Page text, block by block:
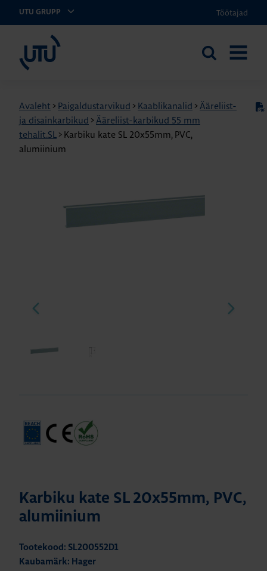
UTU GRUPP Töötajad
Otsi
Avaleht > Paigaldustarvikud > Kaablikanalid >Ääreliist-
ja disainkarbikud >Ääreliist-karbikud 55 mm
tehalit.SL > Karbiku kate SL 20x55mm, PVC,
alumiinium
Karbiku kate SL 20x55mm, PVC,
alumiinium
Tootekood: SL200552D1
Kaubamärk: Hager